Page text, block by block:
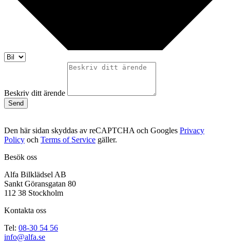
Beskriv ditt ärende
Send
Den här sidan skyddas av reCAPTCHA och Googles Privacy
Policy och Terms of Service gäller.
Besök oss
Alfa Bilklädsel AB
Sankt Göransgatan 80
112 38 Stockholm
Kontakta oss
Tel: 08-30 54 56
info@alfa.se